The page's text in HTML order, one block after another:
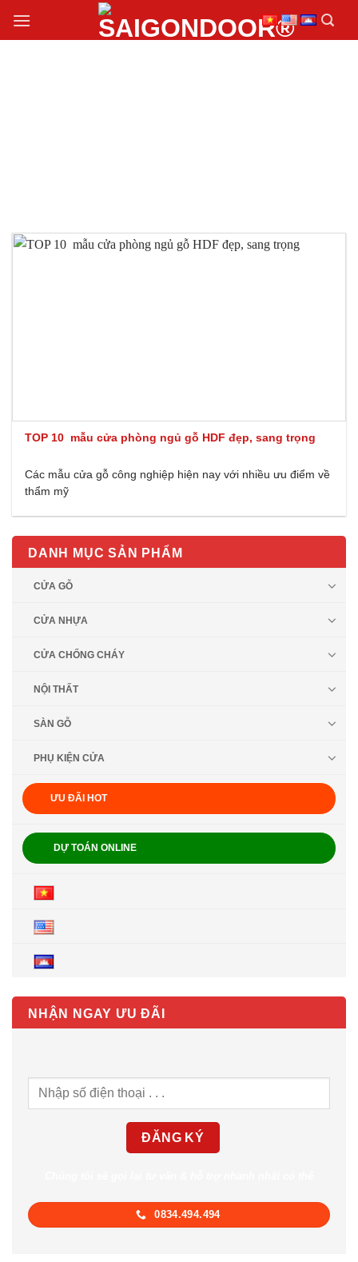
đến
TOP 10 mẫu cửa phòng ngủ gỗ HDF đẹp, sang trọng
Các mẫu cửa gỗ công nghiệp hiện nay với nhiều ưu điểm về
thẩm mỹ
DANH MỤC SẢN PHẨM
CỬA GỖ
CỬA NHỰA
CỬA CHỐNG CHÁY
NỘI THẤT
SÀN GỖ
PHỤ KIỆN CỬA
ƯU ĐÃI HOT
DỰ TOÁN ONLINE
NHẬN NGAY ƯU ĐÃI
0834.494.494